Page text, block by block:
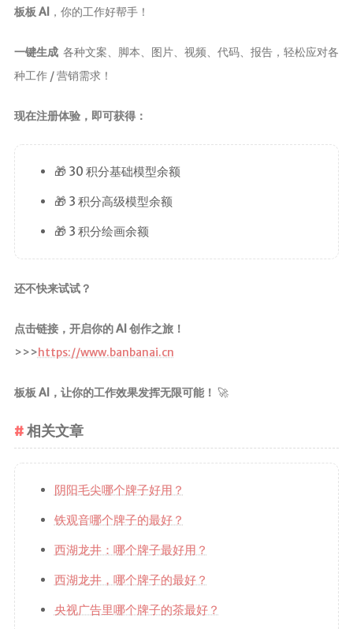
板板 AI ，你的工作好帮手！
一键生成 各种文案、脚本、图片、视频、代码、报告，轻松应对各
种工作 / 营销需求！
现在注册体验，即可获得：
🎁 30 积分基础模型余额
🎁 3 积分高级模型余额
🎁 3 积分绘画余额
还不快来试试？
点击链接，开启你的 AI 创作之旅！
>>>https://www.banbanai.cn
板板 AI，让你的工作效果发挥无限可能！ 🚀
相关文章
阴阳毛尖哪个牌子好用？
铁观音哪个牌子的最好？
西湖龙井：哪个牌子最好用？
西湖龙井，哪个牌子的最好？
央视广告里哪个牌子的茶最好？